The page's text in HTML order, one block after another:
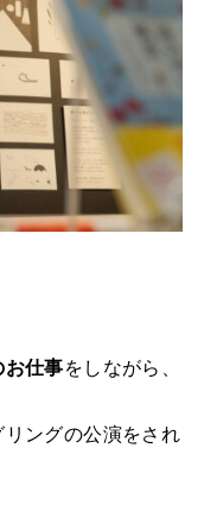
お仕事をしながら、
ングの公演をされ